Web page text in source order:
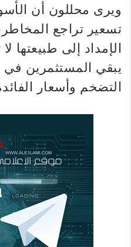
ويرى محللون أن
تسعير تراجع
الإمداد إلى طبيعتها
يبقي المستثمرين
التضخم وأسعار